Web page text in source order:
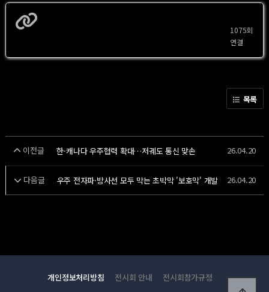
1075회
연결
목록
이전글 한-캐나다 우주협력 확대…저궤도 통신 맞손 26.04.20
다음글 우주 전자파·방사선 모두 막는 초박막 '보호막' 개발 26.04.20
개인정보처리방침 전시회 안내 전시회참가규정